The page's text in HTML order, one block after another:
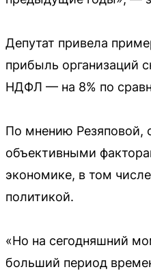
Депутат привела
прибыль организаций
НДФЛ — на 8% по
По мнению Резяповой,
объективными
экономике, в том
политикой.
«Но на сегодняшний
больший период